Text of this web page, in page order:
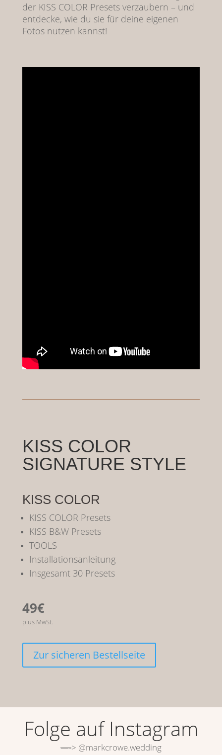
der KISS COLOR Presets verzaubern – und
entdecke, wie du sie für deine eigenen
Fotos nutzen kannst!
KISS COLOR
SIGNATURE STYLE
KISS COLOR
KISS COLOR Presets
KISS B&W Presets
TOOLS
Installationsanleitung
Insgesamt 30 Presets
49€
plus MwSt.
Zur sicheren Bestellseite
Folge auf Instagram
—-> @markcrowe.wedding